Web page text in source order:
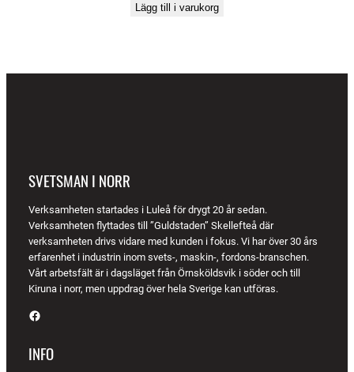
Lägg till i varukorg
SVETSMAN I NORR
Verksamheten startades i Luleå för drygt 20 år sedan.
Verksamheten flyttades till ”Guldstaden” Skellefteå där
verksamheten drivs vidare med kunden i fokus. Vi har över 30 års
erfarenhet i industrin inom svets-, maskin-, fordons-branschen.
Vårt arbetsfält är i dagsläget från Örnsköldsvik i söder och till
Kiruna i norr, men uppdrag över hela Sverige kan utföras.
Facebook
INFO